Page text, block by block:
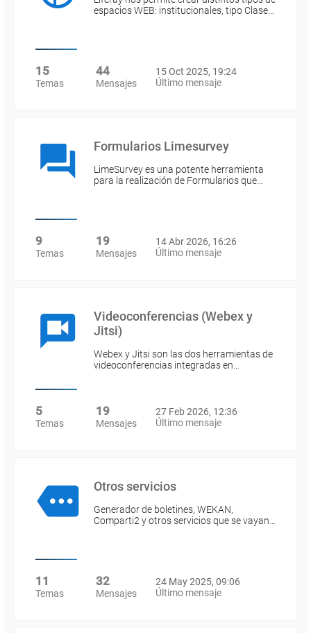
espacios WEB: institucionales, tipo Clase…
15
Temas
44
Mensajes
15 Oct 2025, 19:24
Último mensaje
Formularios Limesurvey
LimeSurvey es una potente herramienta
para la realización de Formularios que…
9
Temas
19
Mensajes
14 Abr 2026, 16:26
Último mensaje
Videoconferencias (Webex y
Jitsi)
Webex y Jitsi son las dos herramientas de
videoconferencias integradas en…
5
Temas
19
Mensajes
27 Feb 2026, 12:36
Último mensaje
Otros servicios
Generador de boletines, WEKAN,
Comparti2 y otros servicios que se vayan…
11
Temas
32
Mensajes
24 May 2025, 09:06
Último mensaje